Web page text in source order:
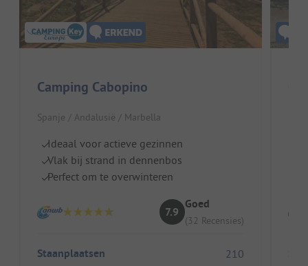
Camping Cabopino
Spanje / Andalusië / Marbella
Ideaal voor actieve gezinnen
Vlak bij strand in dennenbos
Perfect om te overwinteren
7.9
Goed
(32 Recensies)
Staanplaatsen 210